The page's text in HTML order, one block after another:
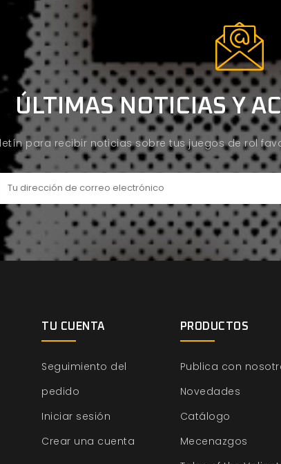
ÚLTIMAS NOTICIAS Y
para recibir noticias sobre tus juegos de rol
TU CUENTA
Seguimiento del
pedido
Iniciar sesión
Crear una cuenta
PRODUCTOS
Publica con
Novedades
Catálogo
Mecenazgos